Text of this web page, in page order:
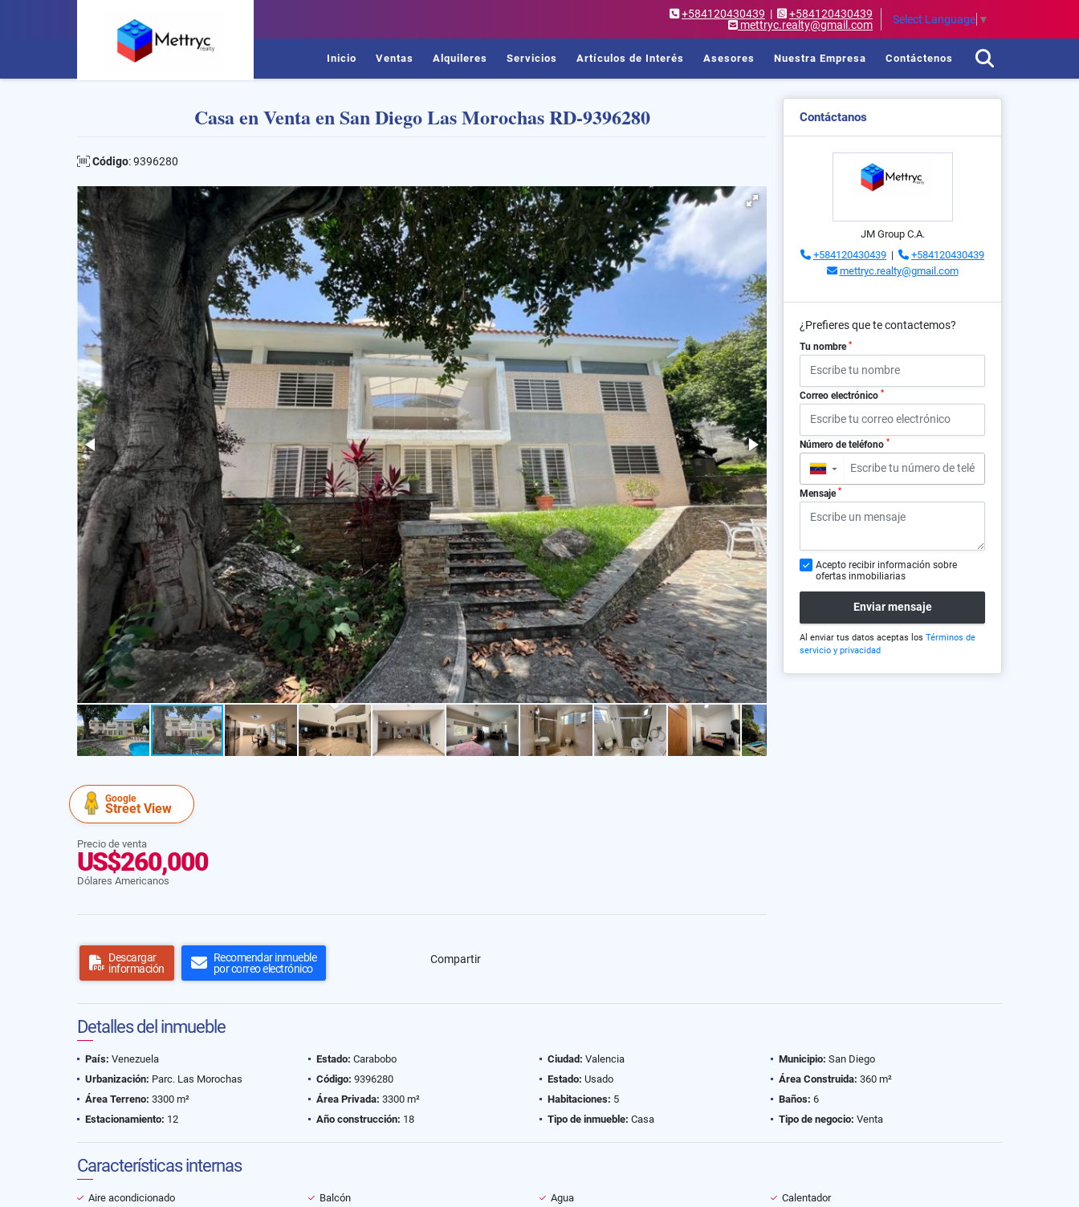
+584120430439 |
+584120430439
mettryc.realty@gmail.com
Select Language ▼
Inicio Ventas Alquileres Servicios Artículos de Interés Asesores Nuestra Empresa Contáctenos
Casa en Venta en San Diego Las Morochas RD-9396280
Código: 9396280
Google
Street View
Precio de venta
US$260,000
Dólares Americanos
Descargar
información
Recomendar inmueble
por correo electrónico
Compartir
Contáctanos
JM Group C.A.
+584120430439 |
+584120430439
mettryc.realty@gmail.com
¿Prefieres que te contactemos?
Tu nombre *
Correo electrónico *
Número de teléfono *
▼
Mensaje *
Acepto recibir información sobre
ofertas inmobiliarias
Enviar mensaje
Al enviar tus datos aceptas los Términos de
servicio y privacidad
Detalles del inmueble
País: Venezuela Estado: Carabobo Ciudad: Valencia Municipio: San Diego
Urbanización: Parc. Las Morochas Código: 9396280 Estado: Usado Área Construida: 360 m²
Área Terreno: 3300 m² Área Privada: 3300 m² Habitaciones: 5 Baños: 6
Estacionamiento: 12 Año construcción: 18 Tipo de inmueble: Casa Tipo de negocio: Venta
Características internas
Aire acondicionado Balcón Agua
Calentador